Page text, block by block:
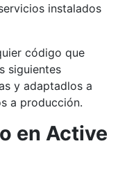
instalados
código que
siguientes
y adaptadlos a
a producción.
en Active